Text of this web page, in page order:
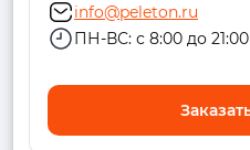
info@peleton.ru
ПН-ВС: с 8:00 до 21:00